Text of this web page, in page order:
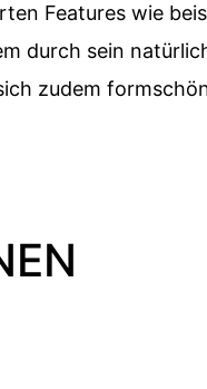
Features wie
durch sein
zudem